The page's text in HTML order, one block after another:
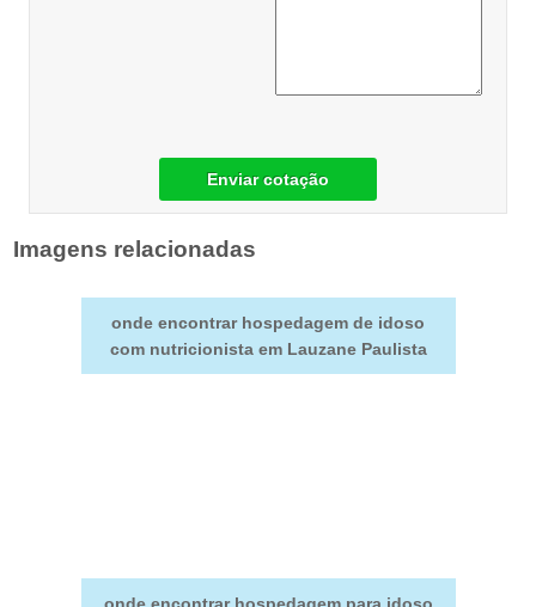
Enviar cotação
Imagens relacionadas
onde encontrar hospedagem de idoso
com nutricionista em Lauzane Paulista